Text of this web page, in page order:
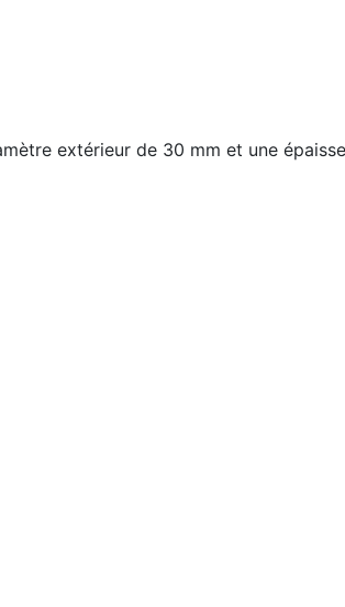
extérieur de 30 mm et une